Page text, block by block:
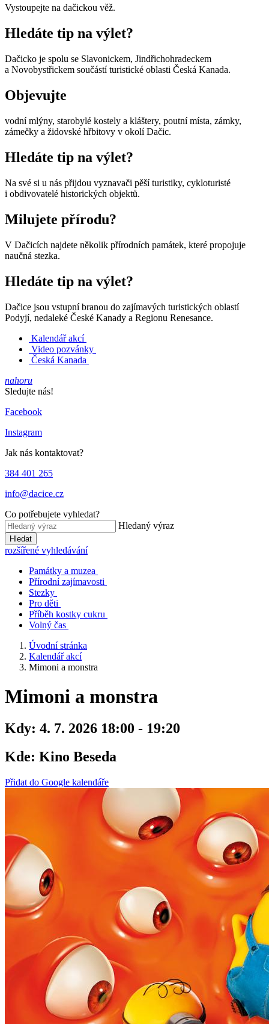
Vystoupejte na dačickou věž.
Hledáte tip na výlet?
Dačicko je spolu se Slavonickem, Jindřichohradeckem
a Novobystřickem součástí turistické oblasti Česká Kanada.
Objevujte
vodní mlýny, starobylé kostely a kláštery, poutní místa, zámky,
zámečky a židovské hřbitovy v okolí Dačic.
Hledáte tip na výlet?
Na své si u nás přijdou vyznavači pěší turistiky, cykloturisté
i obdivovatelé historických objektů.
Milujete přírodu?
V Dačicích najdete několik přírodních památek, které propojuje
naučná stezka.
Hledáte tip na výlet?
Dačice jsou vstupní branou do zajímavých turistických oblastí
Podyjí, nedaleké České Kanady a Regionu Renesance.
Kalendář akcí
Video pozvánky
Česká Kanada
nahoru
Sledujte nás!
Facebook
Instagram
Jak nás kontaktovat?
384 401 265
info@dacice.cz
Co potřebujete vyhledat?
Hledaný výraz
Hledat
rozšířené vyhledávání
Památky a muzea
Přírodní zajímavosti
Stezky
Pro děti
Příběh kostky cukru
Volný čas
Úvodní stránka
Kalendář akcí
Mimoni a monstra
Mimoni a monstra
Kdy: 4. 7. 2026 18:00 - 19:20
Kde: Kino Beseda
Přidat do Google kalendáře